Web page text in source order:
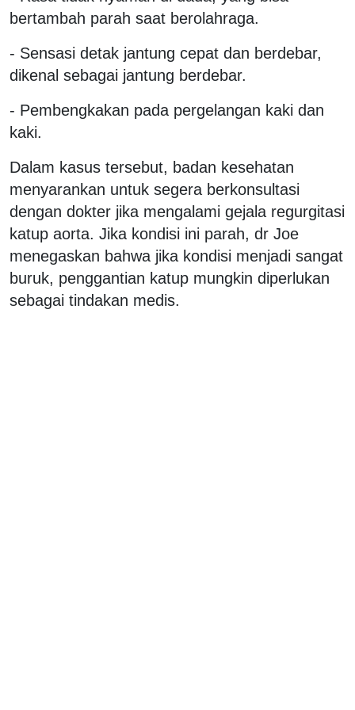
bertambah parah saat berolahraga.
- Sensasi detak jantung cepat dan berdebar,
dikenal sebagai jantung berdebar.
- Pembengkakan pada pergelangan kaki dan
kaki.
Dalam kasus tersebut, badan kesehatan
menyarankan untuk segera berkonsultasi
dengan dokter jika mengalami gejala regurgitasi
katup aorta. Jika kondisi ini parah, dr Joe
menegaskan bahwa jika kondisi menjadi sangat
buruk, penggantian katup mungkin diperlukan
sebagai tindakan medis.